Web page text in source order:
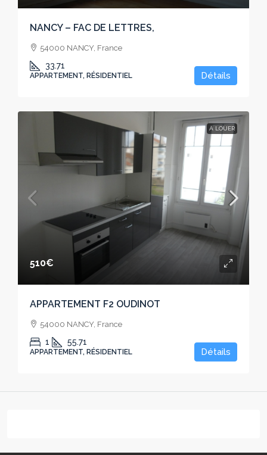
NANCY – FAC DE LETTRES,
54000 NANCY, France
33.71
APPARTEMENT, RÉSIDENTIEL Détails
À LOUER
510€
APPARTEMENT F2 OUDINOT
54000 NANCY, France
1 55.71
APPARTEMENT, RÉSIDENTIEL Détails